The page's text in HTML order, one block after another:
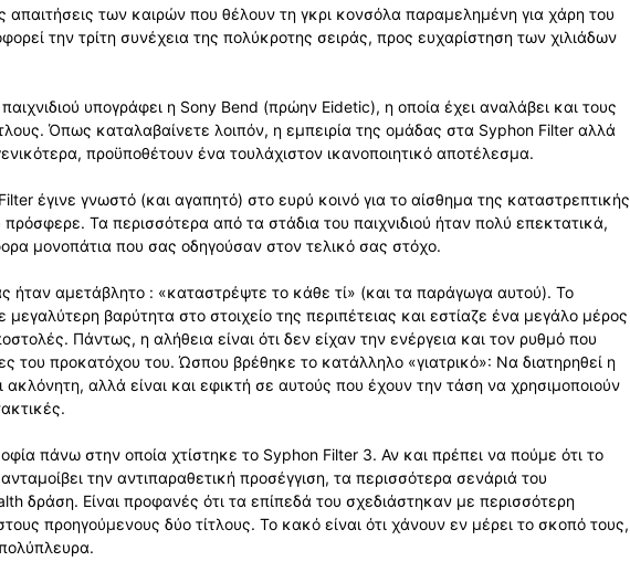
απαιτήσεις των καιρών που θέλουν τη γκρι κονσόλα παραμελημένη για χάρη του
την τρίτη συνέχεια της πολύκροτης σειράς, προς ευχαρίστηση των χιλιάδων
υπογράφει η Sony Bend (πρώην Eidetic), η οποία έχει αναλάβει και τους
Όπως καταλαβαίνετε λοιπόν, η εμπειρία της ομάδας στα Syphon Filter αλλά
προϋποθέτουν ένα τουλάχιστον ικανοποιητικό αποτέλεσμα.
έγινε γνωστό (και αγαπητό) στο ευρύ κοινό για το αίσθημα της καταστρεπτικής
Τα περισσότερα από τα στάδια του παιχνιδιού ήταν πολύ επεκτατικά,
μονοπάτια που σας οδηγούσαν στον τελικό σας στόχο.
ήταν αμετάβλητο : «καταστρέψτε το κάθε τί» (και τα παράγωγα αυτού). Το
μεγαλύτερη βαρύτητα στο στοιχείο της περιπέτειας και εστίαζε ένα μεγάλο μέρος
Πάντως, η αλήθεια είναι ότι δεν είχαν την ενέργεια και τον ρυθμό που
του προκατόχου του. Ώσπου βρέθηκε το κατάλληλο «γιατρικό»: Να διατηρηθεί η
ακλόνητη, αλλά είναι και εφικτή σε αυτούς που έχουν την τάση να χρησιμοποιούν
πάνω στην οποία χτίστηκε το Syphon Filter 3. Αν και πρέπει να πούμε ότι το
ανταμοίβει την αντιπαραθετική προσέγγιση, τα περισσότερα σενάριά του
δράση. Είναι προφανές ότι τα επίπεδά του σχεδιάστηκαν με περισσότερη
προηγούμενους δύο τίτλους. Το κακό είναι ότι χάνουν εν μέρει το σκοπό τους,